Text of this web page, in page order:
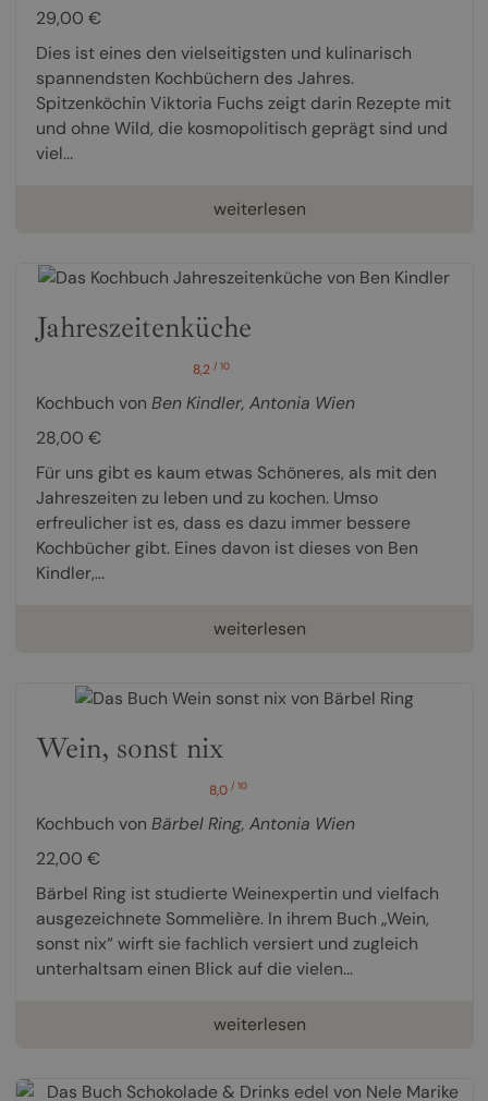
29,00 €
Dies ist eines den vielseitigsten und kulinarisch
spannendsten Kochbüchern des Jahres.
Spitzenköchin Viktoria Fuchs zeigt darin Rezepte mit
und ohne Wild, die kosmopolitisch geprägt sind und
viel...
weiterlesen
Jahreszeitenküche
8,2/ 10
Kochbuch von Ben Kindler, Antonia Wien
28,00 €
Für uns gibt es kaum etwas Schöneres, als mit den
Jahreszeiten zu leben und zu kochen. Umso
erfreulicher ist es, dass es dazu immer bessere
Kochbücher gibt. Eines davon ist dieses von Ben
Kindler,...
weiterlesen
Wein, sonst nix
8,0/ 10
Kochbuch von Bärbel Ring, Antonia Wien
22,00 €
Bärbel Ring ist studierte Weinexpertin und vielfach
ausgezeichnete Sommelière. In ihrem Buch „Wein,
sonst nix“ wirft sie fachlich versiert und zugleich
unterhaltsam einen Blick auf die vielen...
weiterlesen